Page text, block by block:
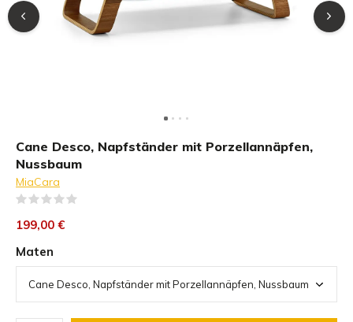
Cane Desco, Napfständer mit Porzellannäpfen,
Nussbaum
MiaCara
199,00 €
Maten